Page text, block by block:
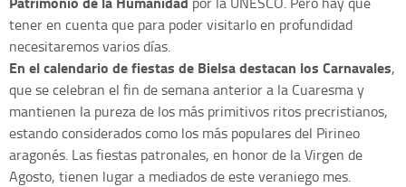
tener en cuenta que para poder visitarlo en profundidad
necesitaremos varios días.
En el calendario de fiestas de Bielsa destacan los Carnavales,
que se celebran el fin de semana anterior a la Cuaresma y
mantienen la pureza de los más primitivos ritos precristianos,
estando considerados como los más populares del Pirineo
aragonés. Las fiestas patronales, en honor de la Virgen de
Agosto, tienen lugar a mediados de este veraniego mes.